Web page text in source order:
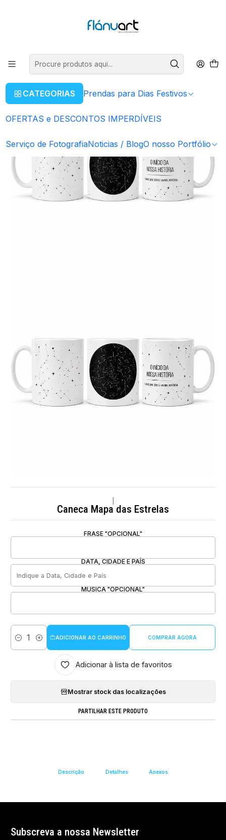
CATEGORIAS Prendas para Dias Festivos
OFERTAS e DESCONTOS IMPERDÍVEIS
Serviço de FotografiaNoticias / BlogO nosso Portfólio
Artigos Personalizados Caneca Personalizada
Caneca Mapa das Estrelas
FRASE "OPCIONAL"
DATA, CIDADE E PAÍS
MUSICA "OPCIONAL"
Quantidade
ADICIONAR AO CARRINHO COMPRAR AGORA
Adicionar à lista de favoritos
Mostrar stock das localizações
PARTILHAR ESTE PRODUTO
Descrição Detalhes Anexos
Subscreva a nossa Newsletter